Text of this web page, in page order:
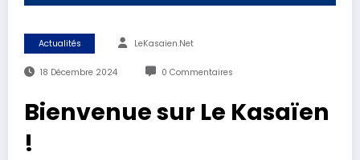
Actualités LeKasaien.net
18 Décembre 2024 0 Commentaires
Bienvenue sur Le Kasaïen
!